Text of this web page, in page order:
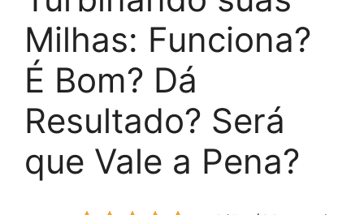
Milhas: Funciona?
É Bom? Dá
Resultado? Será
que Vale a Pena?